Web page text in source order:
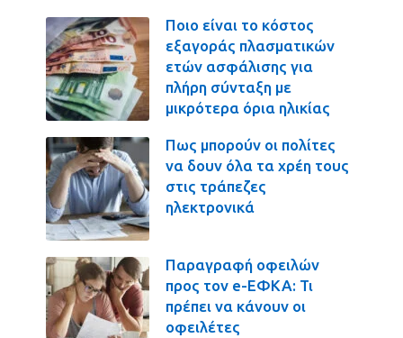
Ποιο είναι το κόστος
εξαγοράς πλασματικών
ετών ασφάλισης για
πλήρη σύνταξη με
μικρότερα όρια ηλικίας
Πως μπορούν οι πολίτες
να δουν όλα τα χρέη τους
στις τράπεζες
ηλεκτρονικά
Παραγραφή οφειλών
προς τον e-ΕΦΚΑ: Τι
πρέπει να κάνουν οι
οφειλέτες